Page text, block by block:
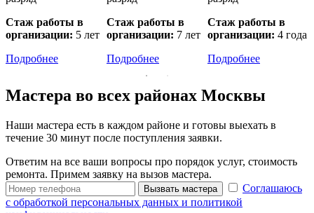
Стаж работы в
организации: 5 лет
Подробнее
Стаж работы в
организации: 7 лет
Подробнее
Стаж работы в
организации: 4 года
Подробнее
Мастера во всех районах Москвы
Наши мастера есть в каждом районе и готовы выехать в
течение 30 минут после поступления заявки.
Ответим на все ваши вопросы про порядок услуг, стоимость
ремонта. Примем заявку на вызов мастера.
Вызвать мастера
Соглашаюсь
с обработкой персональных данных и политикой